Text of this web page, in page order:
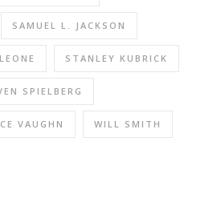
SAMUEL L. JACKSON
STANLEY KUBRICK
SPIELBERG
VAUGHN WILL SMITH